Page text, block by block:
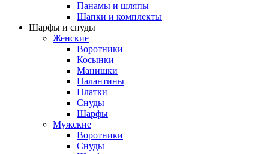
Панамы и шляпы
Шапки и комплекты
Шарфы и снуды
Женские
Воротники
Косынки
Манишки
Палантины
Платки
Снуды
Шарфы
Мужские
Воротники
Снуды